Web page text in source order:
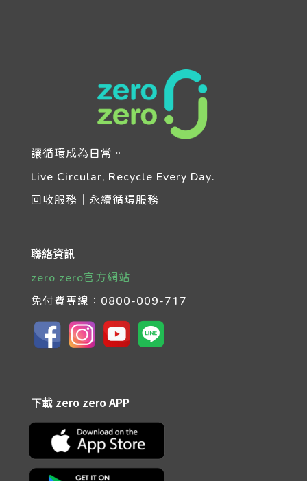
讓循環成為日常。
Live Circular, Recycle Every Day.
回收服務｜永續循環服務
聯絡資訊
zero zero官方網站
免付費專線： 0800-009-717
下載 zero zero APP